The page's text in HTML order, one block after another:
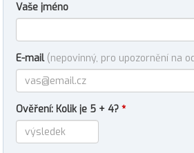
Vaše jméno
E-mail (nepovinný, pro upozornění na
Ověření: Kolik je 5 + 4? *